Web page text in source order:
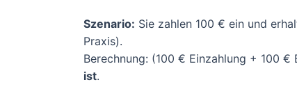
Szenario: Sie zahlen 100 € ein und
Praxis).
Berechnung: (100 € Einzahlung + 100
ist.